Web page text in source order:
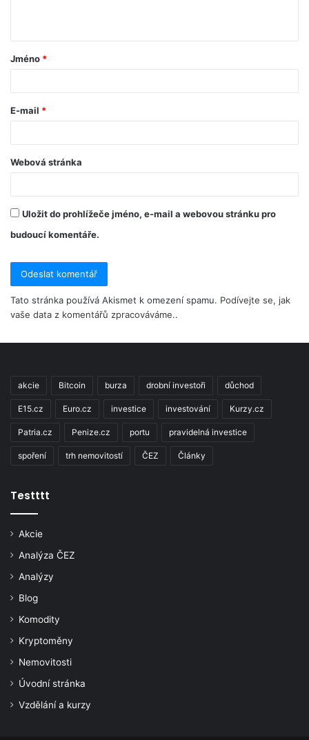
Jméno *
E-mail *
Webová stránka
Uložit do prohlížeče jméno, e-mail a webovou stránku pro
budoucí komentáře.
Tato stránka používá Akismet k omezení spamu. Podívejte se, jak
vaše data z komentářů zpracováváme..
akcie Bitcoin burza drobní investoři důchod
E15.cz Euro.cz investice investování Kurzy.cz
Patria.cz Penize.cz portu pravidelná investice
spoření trh nemovitostí ČEZ Články
Testttt
Akcie
Analýza ČEZ
Analýzy
Blog
Komodity
Kryptoměny
Nemovitosti
Úvodní stránka
Vzdělání a kurzy